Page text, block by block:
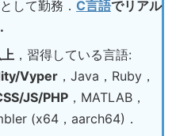
して勤務． C言語でリアル
，習得している言語:
Vyper ，Java，Ruby，
JS/PHP ，MATLAB，
(x64，aarch64)．